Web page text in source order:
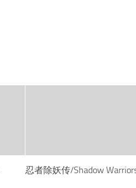
忍者除妖传/Shadow